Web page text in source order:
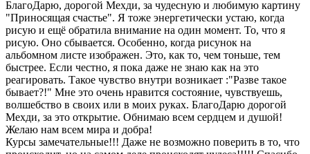
БлагоДарю, дорогой Мехди, за чудесную и любимую картину
"Приносящая счастье". Я тоже энергетически устаю, когда
рисую и ещё обратила внимание на один момент. То, что я
рисую. Оно сбывается. Особенно, когда рисунок на
альбомном листе изображен. Это, как то, чем тоньше, тем
быстрее. Если честно, я пока даже не знаю как на это
реагировать. Такое чувство внутри возникает :"Разве такое
бывает?!" Мне это очень нравится состояние, чувствуешь,
волшебство в своих или в моих руках. БлагоДарю дорогой
Мехди, за это открытие. Обнимаю всем сердцем и душой!
Желаю нам всем мира и добра!
Курсы замечательные!!! Даже не возможно поверить в то, что